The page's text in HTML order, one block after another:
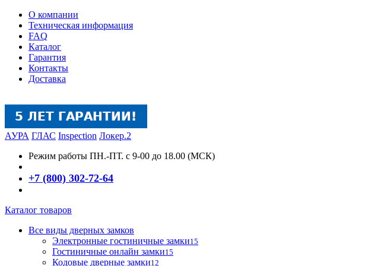
О компании
Техническая информация
FAQ
Каталог
Гарантия
Контакты
Доставка
АУРА ГЛАС Inspection Локер.2
Режим работы ПН.-ПТ. с 9-00 до 18.00 (МСК)
+7 (800) 302-72-64
Каталог товаров
Все виды дверных замков
Электронные гостиничные замки15
Гостиничные онлайн замки15
Кодовые дверные замки12